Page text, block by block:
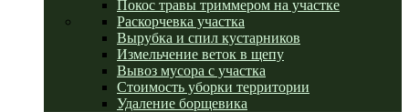
Покос травы триммером на участке
Раскорчевка участка
Вырубка и спил кустарников
Измельчение веток в щепу
Вывоз мусора с участка
Стоимость уборки территории
Удаление борщевика